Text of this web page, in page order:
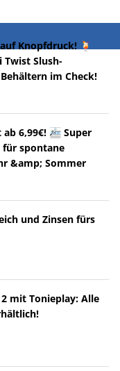
Knopfdruck! 🍹
Twist Slush-
im Check!
6,99€! 🚈 Super
für spontane
&amp; Sommer
und Zinsen fürs
mit Tonieplay: Alle